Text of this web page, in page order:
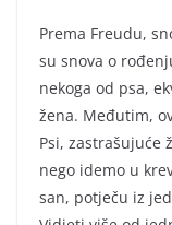
Prema Freudu,
su snova o
nekoga od psa,
žena. Međutim,
Psi, zastrašujuće
nego idemo u
san, potječu iz